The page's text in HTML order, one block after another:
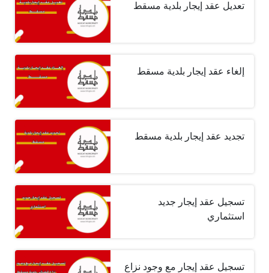
تعديل عقد إيجار بلدية مسقط
إلغاء عقد إيجار بلدية مسقط
تجديد عقد إيجار بلدية مسقط
تسجيل عقد إيجار جديد
استثماري
تسجيل عقد إيجار مع وجود نزاع